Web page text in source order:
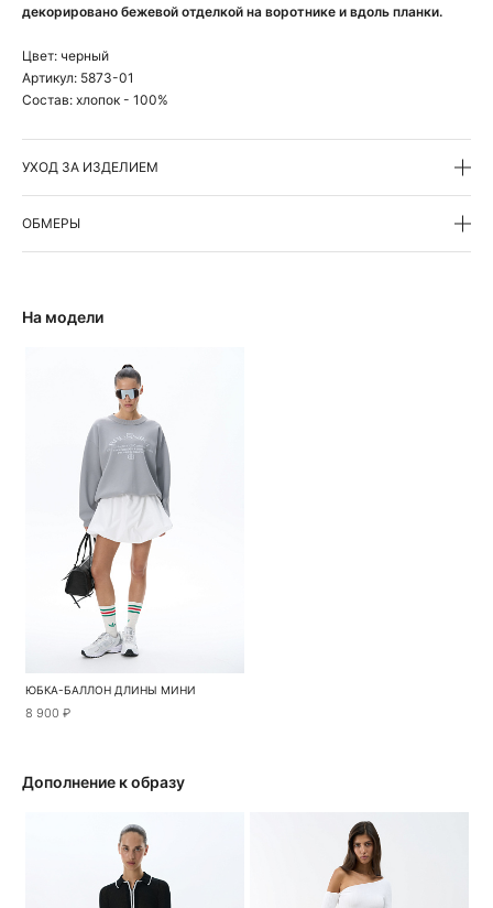
декорировано бежевой отделкой на воротнике и вдоль планки.
Цвет: черный
Артикул: 5873-01
Состав: хлопок - 100%
УХОД ЗА ИЗДЕЛИЕМ
ОБМЕРЫ
На модели
ЮБКА-БАЛЛОН ДЛИНЫ МИНИ
8 900 ₽
Дополнение к образу